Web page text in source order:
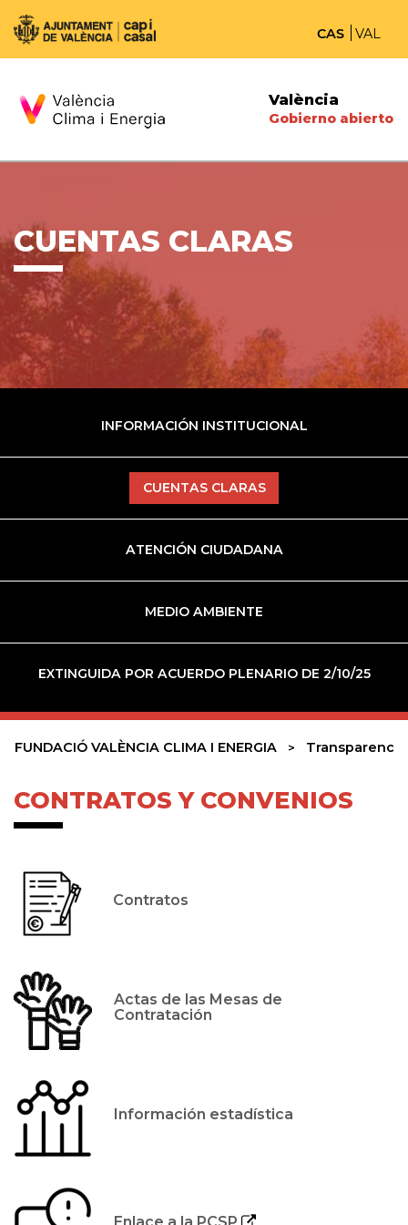
CAS VAL
València
Gobierno abierto
CUENTAS CLARAS
INFORMACIÓN INSTITUCIONAL
CUENTAS CLARAS
ATENCIÓN CIUDADANA
MEDIO AMBIENTE
EXTINGUIDA POR ACUERDO PLENARIO DE 2/10/25
FUNDACIÓ VALÈNCIA CLIMA I ENERGIA Transparencia
CONTRATOS Y CONVENIOS
Contratos
Actas de las Mesas de
Contratación
Información estadística